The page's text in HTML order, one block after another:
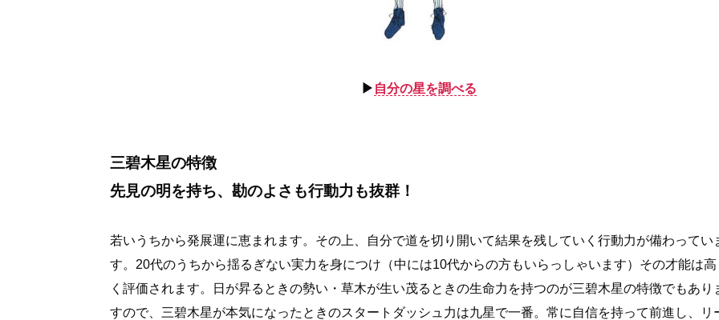
▶︎ 自分の星を調べる
三碧木星の特徴
先見の明を持ち、勘のよさも行動力も抜群！
若いうちから発展運に恵まれます。その上、自分で道を切り開いて結果を残していく行動力が備わってい
す。20代のうちから揺るぎない実力を身につけ（中には10代からの方もいらっしゃいます）その才能は高
く評価されます。日が昇るときの勢い・草木が生い茂るときの生命力を持つのが三碧木星の特徴でもあり
すので、三碧木星が本気になったときのスタートダッシュ力は九星で一番。常に自信を持って前進し、リ